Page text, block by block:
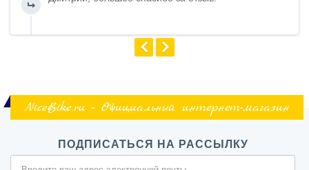
NiceBike.ru - Официальный интернет-магазин
ПОДПИСАТЬСЯ НА РАССЫЛКУ